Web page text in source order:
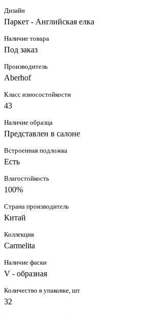
Дизайн
Паркет - Английская елка
Наличие товара
Под заказ
Производитель
Aberhof
Класс износостойкости
43
Наличие образца
Представлен в салоне
Встроенная подложка
Есть
Влагостойкость
100%
Страна производитель
Китай
Коллекция
Carmelita
Наличие фаски
V - образная
Количество в упаковке, шт
32